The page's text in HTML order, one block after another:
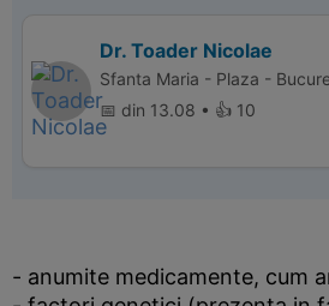
Dr. Toader Nicolae
Sfanta Maria - Plaza -
📅 din 13.08 • 👍 10
- anumite medicamente, cum